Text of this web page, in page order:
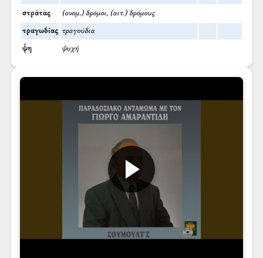
στράτας (ονομ.) δρόμοι, (αιτ.) δρόμους
τραγωδίας τραγούδια
ψ̌η ψυχή